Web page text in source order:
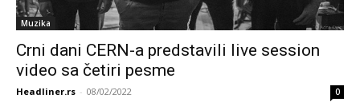
Muzika
Crni dani CERN-a predstavili live session
video sa četiri pesme
Headliner.rs - 08/02/2022 0